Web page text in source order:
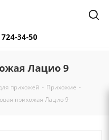
34-50
Лацио 9
прихожей - Прихожие -
прихожая Лацио 9